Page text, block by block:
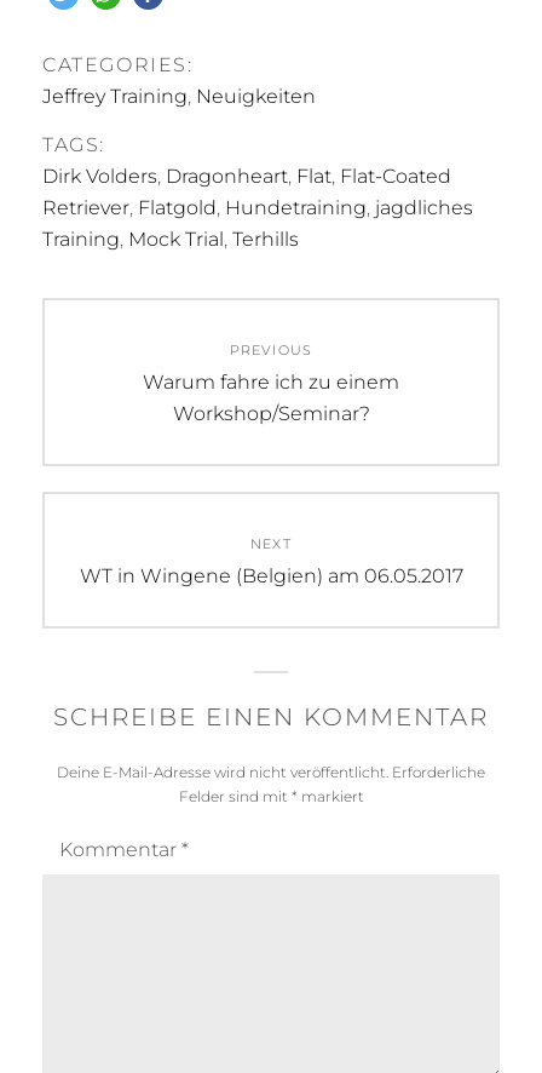
CATEGORIES:
Jeffrey Training, Neuigkeiten
TAGS:
Dirk Volders, Dragonheart, Flat, Flat-Coated
Retriever, Flatgold, Hundetraining, jagdliches
Training, Mock Trial , Terhills
PREVIOUS
Previous
post:
Warum fahre ich zu einem
Workshop/Seminar?
NEXT
Next
WT in Wingene (Belgien) am 06.05.2017
SCHREIBE EINEN KOMMENTAR
Deine E-Mail-Adresse wird nicht veröffentlicht. Erforderliche
Felder sind mit * markiert
Kommentar *